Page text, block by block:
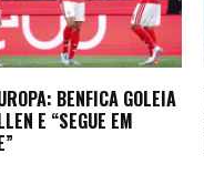
BENFICA GOLEIA
E “SEGUE EM